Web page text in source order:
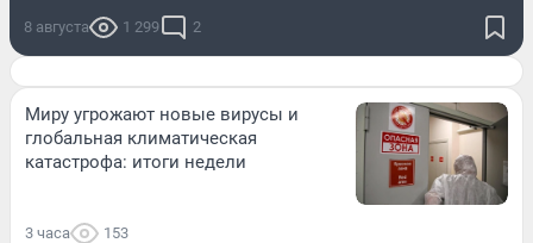
8 августа 1 299 2
Миру угрожают новые вирусы и
глобальная климатическая
катастрофа: итоги недели
3 часа 153